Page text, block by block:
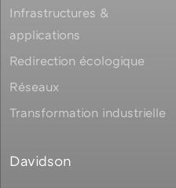
Infrastructures &
applications
Redirection écologique
Réseaux
Transformation industrielle
Davidson